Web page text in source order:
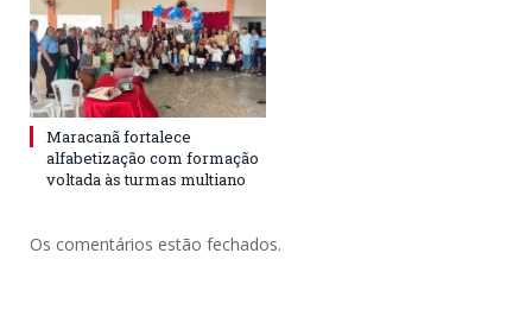
Maracanã fortalece
alfabetização com formação
voltada às turmas multiano
Os comentários estão fechados.